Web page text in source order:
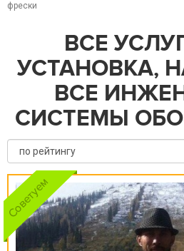
фрески
ВСЕ
УСТАНОВКА,
ВСЕ
СИСТЕМЫ